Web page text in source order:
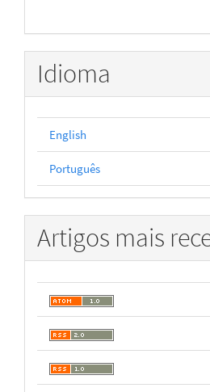
Idioma
English
Português
Artigos mais